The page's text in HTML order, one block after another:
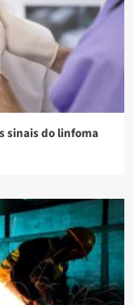
sinais do linfoma